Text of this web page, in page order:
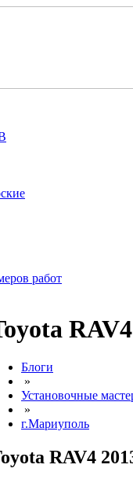
работ
Блоги
»
Установочные
»
г.Мариуполь
RAV4